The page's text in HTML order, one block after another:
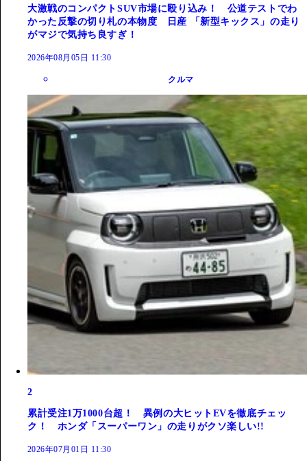
大激戦のコンパクトSUV市場に殴り込み！ 公道テストでわ
かった反撃の切り札の本物度 日産 「新型キックス」の走り
がマジで気持ち良すぎ！
2026年08月05日 11:30
クルマ
2
累計受注1万1000台超！ 異例の大ヒットEVを徹底チェッ
ク！ ホンダ「スーパーワン」の走りがクソ楽しい!!
2026年07月01日 11:30